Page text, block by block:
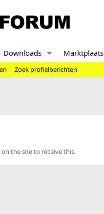
Downloads Marktplaats
Zoek profielberichten
the site to receive this.